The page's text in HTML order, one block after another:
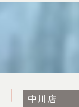
中川店